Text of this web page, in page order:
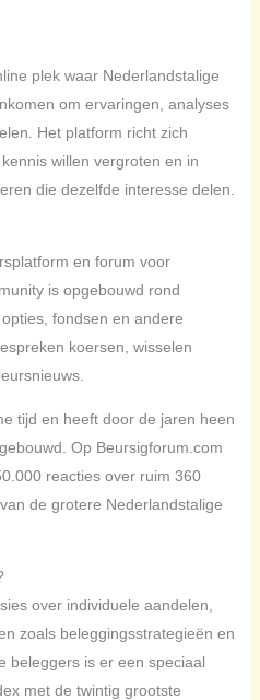
plek waar Nederlandstalige
om ervaringen, analyses
Het platform richt zich
willen vergroten en in
die dezelfde interesse delen.
en forum voor
is opgebouwd rond
fondsen en andere
koersen, wisselen
tijd en heeft door de jaren heen
Op Beursigforum.com
reacties over ruim 360
de grotere Nederlandstalige
over individuele aandelen,
zoals beleggingsstrategieën en
beleggers is er een speciaal
met de twintig grootste